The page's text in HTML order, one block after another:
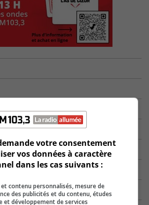
votre consentement
vos données à caractère
dans les cas suivants :
contenu personnalisés, mesure de
des publicités et du contenu, études
et développement de services